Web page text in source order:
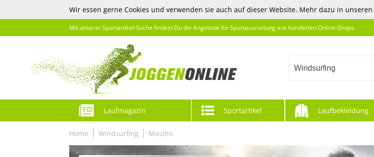
Wir essen gerne Cookies und verwenden sie auch auf dieser Website. Mehr dazu in unseren
Mit unserer Sportartikel-Suche findest Du die Angebote für Sportausrüstung aus hunderten Online-Shops.
Windsurfing
Laufmagazin Sportartikel Laufbekleidung
Home Windsurfing Masten